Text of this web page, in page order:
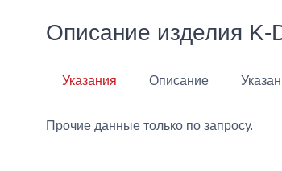
Описание изделия K-
Указания Описание
Прочие данные только по запросу.